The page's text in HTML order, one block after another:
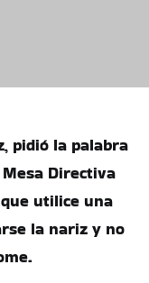
pidió la palabra
Directiva
utilice una
la nariz y no